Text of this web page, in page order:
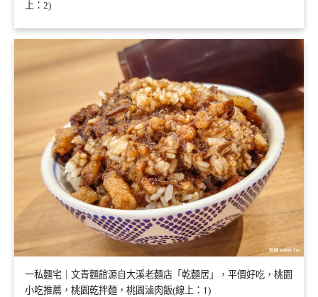
上：2)
一私麵宅｜文青麵館源自大溪老麵店「乾麵居」，平價好吃，桃園
小吃推薦，桃園乾拌麵，桃園滷肉飯(線上：1)